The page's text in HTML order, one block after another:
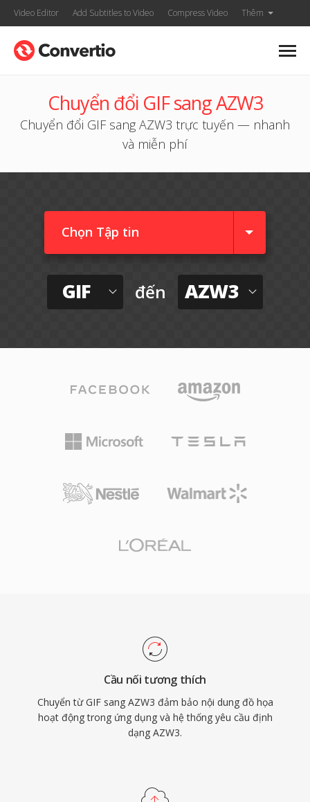
Video Editor Add Subtitles to Video Compress Video Thêm
Chuyển đổi GIF sang AZW3
Chuyển đổi GIF sang AZW3 trực tuyến — nhanh
và miễn phí
Chọn Tập tin
GIF đến AZW3
Cầu nối tương thích
Chuyển từ GIF sang AZW3 đảm bảo nội dung đồ họa
hoạt động trong ứng dụng và hệ thống yêu cầu định
dạng AZW3.